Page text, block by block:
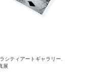
シティアートギャラリー
展